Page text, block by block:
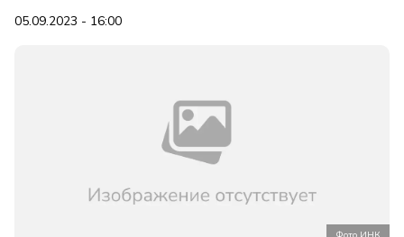
05.09.2023 - 16:00